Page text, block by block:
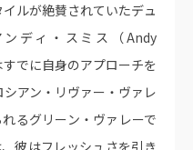
ルが絶賛されていたデュ
ディ・スミス（Andy
でに自身のアプローチを
アン・リヴァー・ヴァレ
るグリーン・ヴァレーで